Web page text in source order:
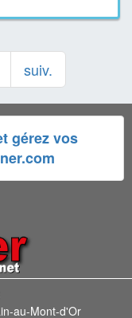
suiv.
gérez vos
au-Mont-d'Or